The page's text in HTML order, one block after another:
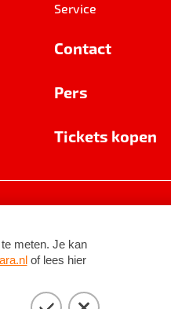
Service
Contact
Pers
Tickets kopen